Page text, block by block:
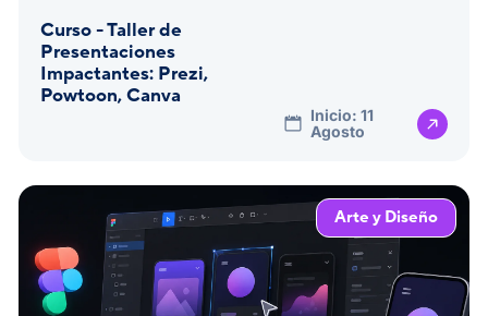
Curso - Taller de
Presentaciones
Impactantes: Prezi,
Powtoon, Canva
Inicio: 11
Agosto
Arte y Diseño